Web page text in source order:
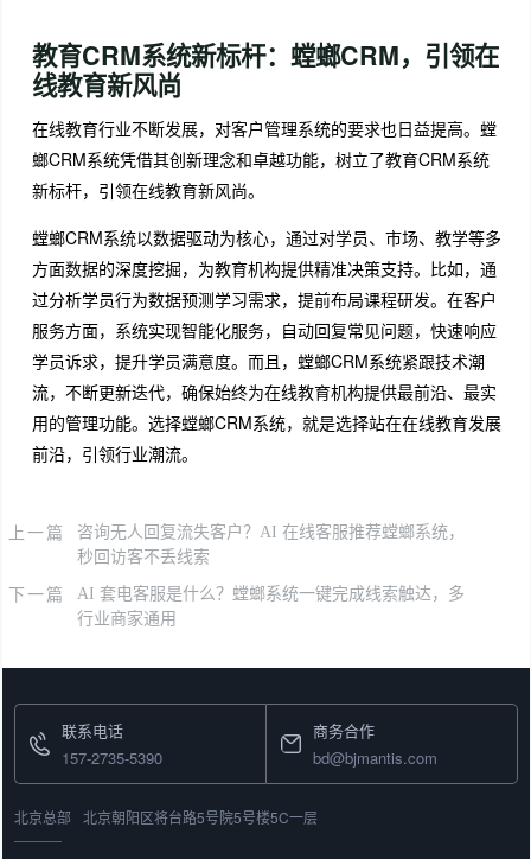
教育CRM系统新标杆：螳螂CRM，引领在
线教育新风尚
在线教育行业不断发展，对客户管理系统的要求也日益提高。螳
螂CRM系统凭借其创新理念和卓越功能，树立了教育CRM系统
新标杆，引领在线教育新风尚。
螳螂CRM系统以数据驱动为核心，通过对学员、市场、教学等多
方面数据的深度挖掘，为教育机构提供精准决策支持。比如，通
过分析学员行为数据预测学习需求，提前布局课程研发。在客户
服务方面，系统实现智能化服务，自动回复常见问题，快速响应
学员诉求，提升学员满意度。而且，螳螂CRM系统紧跟技术潮
流，不断更新迭代，确保始终为在线教育机构提供最前沿、最实
用的管理功能。选择螳螂CRM系统，就是选择站在在线教育发展
前沿，引领行业潮流。
上一篇
咨询无人回复流失客户？AI 在线客服推荐螳螂系统，
秒回访客不丢线索
下一篇
AI 套电客服是什么？螳螂系统一键完成线索触达，多
行业商家通用
联系电话
157-2735-5390
商务合作
bd@bjmantis.com
北京总部 北京朝阳区将台路5号院5号楼5C一层